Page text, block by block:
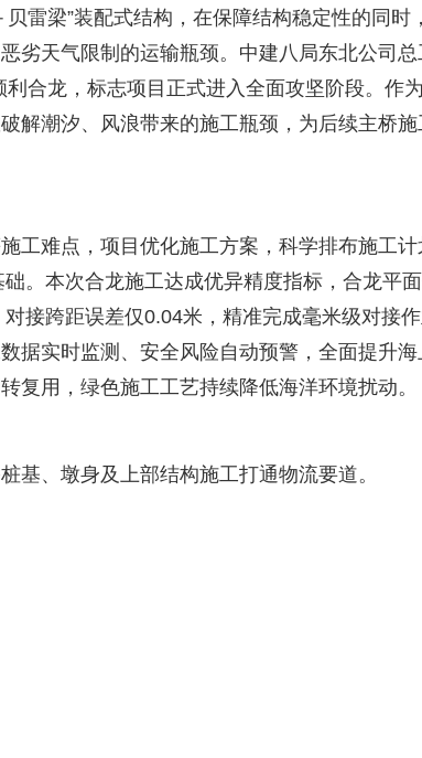
雷梁”装配式结构，在保障结构稳定性的同时
劣天气限制的运输瓶颈。中建八局东北公司
合龙，标志项目正式进入全面攻坚阶段。作
解潮汐、风浪带来的施工瓶颈，为后续主桥
工难点，项目优化施工方案，科学排布施工
。本次合龙施工达成优异精度指标，合龙平
接跨距误差仅0.04米，精准完成毫米级对接
据实时监测、安全风险自动预警，全面提升
复用，绿色施工工艺持续降低海洋环境扰动。
基、墩身及上部结构施工打通物流要道。